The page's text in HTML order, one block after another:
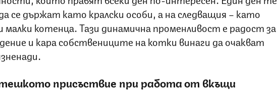
се държат като кралски особи, а на следващия – като
малки котенца. Тази динамична променливост е радост за
и кара собствениците на котки винаги да очакват
присъствие при работа от вкъщи